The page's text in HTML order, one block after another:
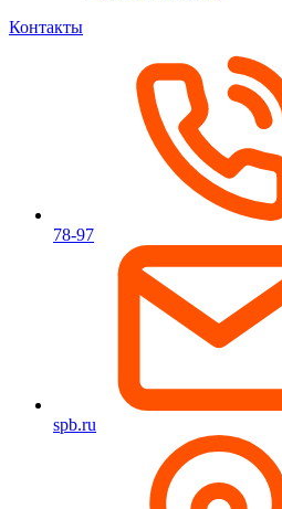
Контакты
78-97
spb.ru